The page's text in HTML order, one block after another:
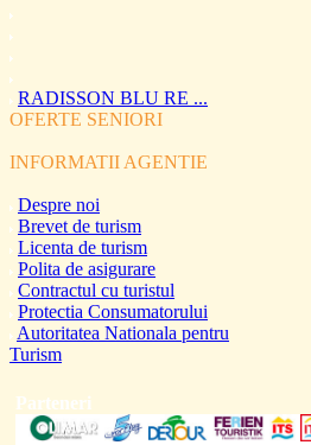
RADISSON BLU RE ...
OFERTE SENIORI
INFORMATII AGENTIE
Despre noi
Brevet de turism
Licenta de turism
Polita de asigurare
Contractul cu turistul
Protectia Consumatorului
Autoritatea Nationala pentru
Turism
Parteneri